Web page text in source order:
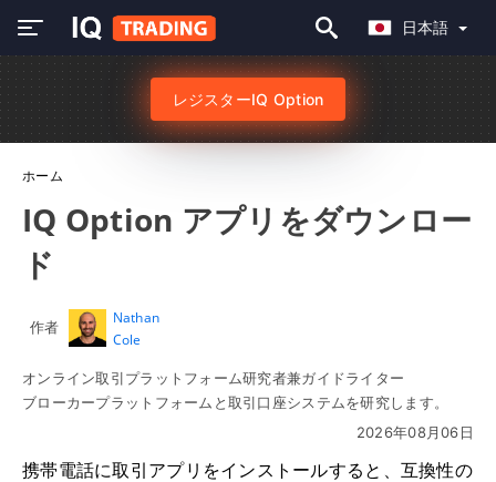
日本語
レジスターIQ Option
ホーム
IQ Option アプリをダウンロー
ド
作者
Nathan
Cole
オンライン取引プラットフォーム研究者兼ガイドライター
ブローカープラットフォームと取引口座システムを研究します。
2026年08月06日
携帯電話に取引アプリをインストールすると、互換性の